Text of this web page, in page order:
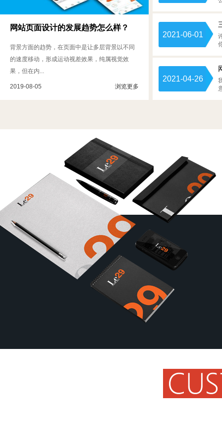
网站页面设计的发展趋势怎么样？
背景方面的趋势，在页面中是让多层背景以不同
的速度移动，形成运动视差效果，纯属视觉效
果，但在内...
2019-08-05 浏览更多
2021-06-01
2021-04-26
良好的设计团队
涵智网络具有一支良好的网站设计策划团队，在建站方
创意，我们期待与您"长期合作、双赢发展"。